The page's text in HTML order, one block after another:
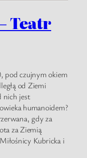
Teatr
pod czujnym okiem
od Ziemi
nich jest
humanoidem?
gdy za
za Ziemią
Kubricka i